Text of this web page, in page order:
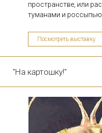
Посмотреть выставку
пространстве, или
туманами и россыпью